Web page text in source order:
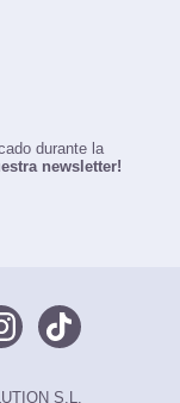
durante la
newsletter!
S.L.